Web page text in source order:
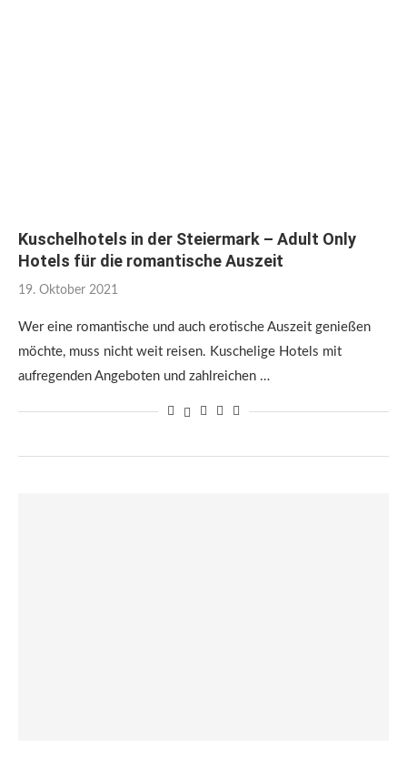
Kuschelhotels in der Steiermark – Adult Only
Hotels für die romantische Auszeit
19. Oktober 2021
Wer eine romantische und auch erotische Auszeit genießen
möchte, muss nicht weit reisen. Kuschelige Hotels mit
aufregenden Angeboten und zahlreichen …